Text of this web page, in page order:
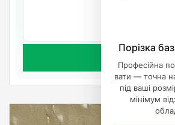
Порізка
Професійна
вати — точна
під ваші
мінімум
Предзаказ